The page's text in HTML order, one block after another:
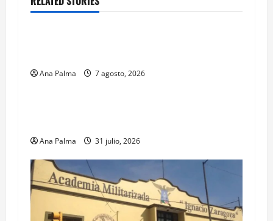
Estados Portada
Ana Palma 7 agosto, 2026
Estados
Ana Palma 31 julio, 2026